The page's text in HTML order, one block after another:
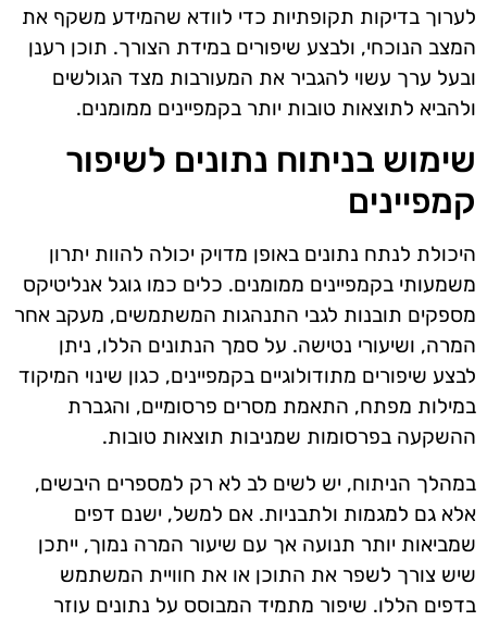
לערוך בדיקות תקופתיות כדי לוודא שהמידע משקף את
המצב הנוכחי, ולבצע שיפורים במידת הצורך. תוכן רענן
ובעל ערך עשוי להגביר את המעורבות מצד הגולשים
ולהביא לתוצאות טובות יותר בקמפיינים ממומנים.
שימוש בניתוח נתונים לשיפור
קמפיינים
היכולת לנתח נתונים באופן מדויק יכולה להוות יתרון
משמעותי בקמפיינים ממומנים. כלים כמו גוגל אנליטיקס
מספקים תובנות לגבי התנהגות המשתמשים, מעקב אחר
המרה, ושיעורי נטישה. על סמך הנתונים הללו, ניתן
לבצע שיפורים מתודולוגיים בקמפיינים, כגון שינוי המיקוד
במילות מפתח, התאמת מסרים פרסומיים, והגברת
ההשקעה בפרסומות שמניבות תוצאות טובות.
במהלך הניתוח, יש לשים לב לא רק למספרים היבשים,
אלא גם למגמות ולתבניות. אם למשל, ישנם דפים
שמביאות יותר תנועה אך עם שיעור המרה נמוך, ייתכן
שיש צורך לשפר את התוכן או את חוויית המשתמש
בדפים הללו. שיפור מתמיד המבוסס על נתונים עוזר